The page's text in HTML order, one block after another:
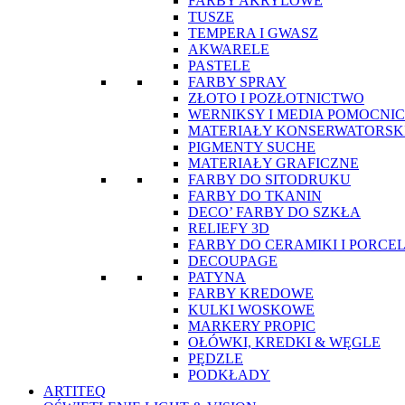
TUSZE
TEMPERA I GWASZ
AKWARELE
PASTELE
FARBY SPRAY
ZŁOTO I POZŁOTNICTWO
WERNIKSY I MEDIA
MATERIAŁY
PIGMENTY SUCHE
MATERIAŁY GRAFICZNE
FARBY DO SITODRUKU
FARBY DO TKANIN
DECO’ FARBY DO SZKŁA
RELIEFY 3D
FARBY DO CERAMIKI I
DECOUPAGE
PATYNA
FARBY KREDOWE
KULKI WOSKOWE
MARKERY PROPIC
OŁÓWKI, KREDKI & WĘGLE
PĘDZLE
PODKŁADY
ARTITEQ